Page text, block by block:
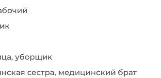
уборщик
сестра, медицинский брат